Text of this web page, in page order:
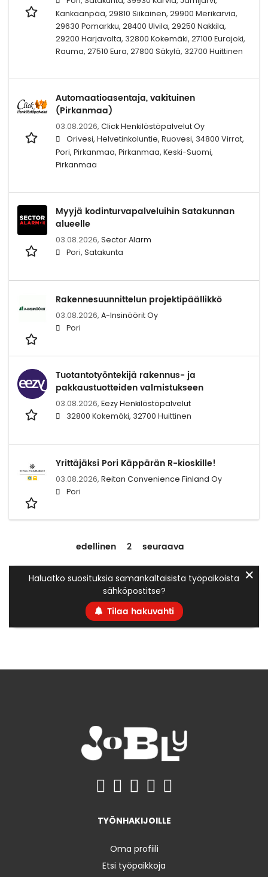
Kankaanpää, 29810 Siikainen, 29900 Merikarvia,
29630 Pomarkku, 28400 Ulvila, 29250 Nakkila,
29200 Harjavalta, 32800 Kokemäki, 27100 Eurajoki,
Rauma, 27510 Eura, 27800 Säkylä, 32700 Huittinen
Automaatioasentaja, vakituinen
(Pirkanmaa)
03.08.2026, Click Henkilöstöpalvelut Oy
Orivesi, Helvetinkoluntie, Ruovesi, 34800 Virrat,
Pori, Pirkanmaa, Pirkanmaa, Keski-Suomi,
Pirkanmaa
Myyjä kodinturvapalveluihin Satakunnan
alueelle
03.08.2026, Sector Alarm
Pori, Satakunta
Rakennesuunnittelun projektipäällikkö
03.08.2026, A-Insinöörit Oy
Pori
Tuotantotyöntekijä rakennus- ja
pakkaustuotteiden valmistukseen
03.08.2026, Eezy Henkilöstöpalvelut
32800 Kokemäki, 32700 Huittinen
Yrittäjäksi Pori Käppärän R-kioskille!
03.08.2026, Reitan Convenience Finland Oy
Pori
edellinen 2 seuraava
Haluatko suosituksia samankaltaisista työpaikoista
sähköpostitse?
Tilaa hakuvahti
✕
TYÖNHAKIJOILLE
Oma profiili
Etsi työpaikkoja